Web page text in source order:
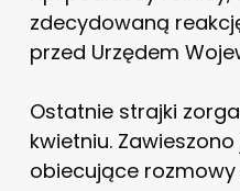
zdecydowaną
przed Urzędem
Ostatnie strajki
kwietniu.
obiecujące